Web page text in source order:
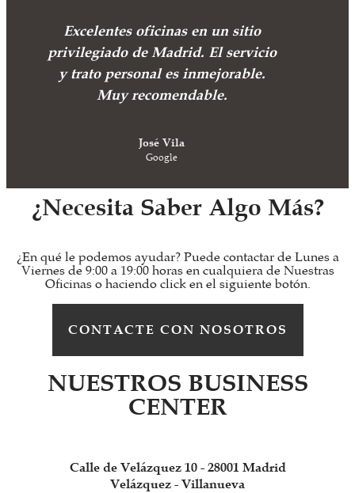
Excelentes oficinas en un sitio
privilegiado de Madrid. El servicio
y trato personal es inmejorable.
Muy recomendable.
José Vila
Google
¿Necesita Saber Algo Más?
¿En qué le podemos ayudar? Puede contactar de Lunes a
Viernes de 9:00 a 19:00 horas en cualquiera de Nuestras
Oficinas o haciendo click en el siguiente botón.
CONTACTE CON NOSOTROS
NUESTROS BUSINESS
CENTER
Calle de Velázquez 10 - 28001 Madrid
Velázquez - Villanueva